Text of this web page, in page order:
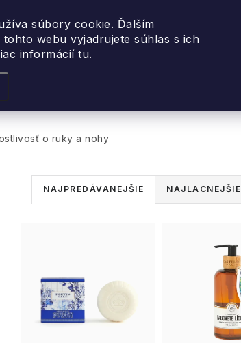
súbory cookie. Ďalším
tohto webu vyjadrujete súhlas s ich
informácií tu.
o ruky a nohy
R
e
n
NAJPREDÁVANEJŠIE NAJLACNEJŠIE